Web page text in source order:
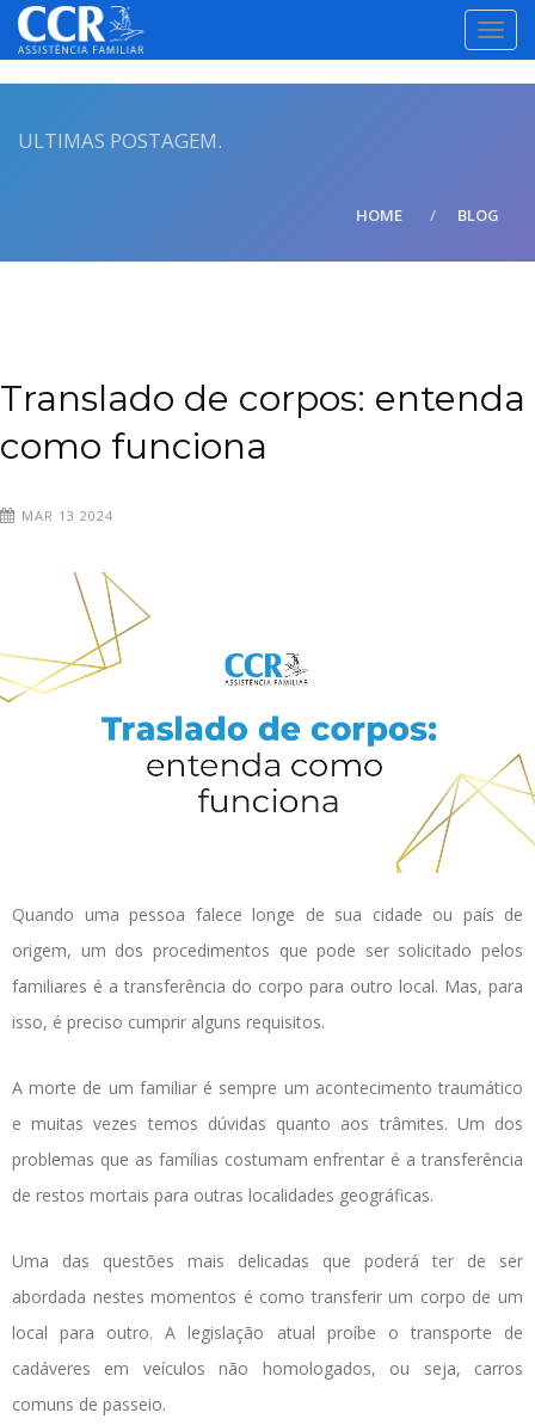
ULTIMAS POSTAGEM.
HOME BLOG
Translado de corpos: entenda
como funciona
MAR 13 2024
Quando uma pessoa falece longe de sua cidade ou país de
origem, um dos procedimentos que pode ser solicitado pelos
familiares é a transferência do corpo para outro local. Mas, para
isso, é preciso cumprir alguns requisitos.
A morte de um familiar é sempre um acontecimento traumático
e muitas vezes temos dúvidas quanto aos trâmites. Um dos
problemas que as famílias costumam enfrentar é a transferência
de restos mortais para outras localidades geográficas.
Uma das questões mais delicadas que poderá ter de ser
abordada nestes momentos é como transferir um corpo de um
local para outro. A legislação atual proíbe o transporte de
cadáveres em veículos não homologados, ou seja, carros
comuns de passeio.